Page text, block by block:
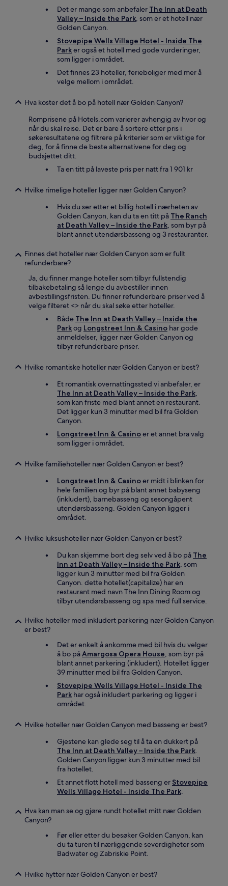
Det er mange som anbefaler The Inn at Death
Valley – Inside the Park, som er et hotell nær
Golden Canyon.
Stovepipe Wells Village Hotel - Inside The
Parker også et hotell med gode vurderinger,
som ligger i området.
Det finnes 23 hoteller, ferieboliger med mer å
velge mellom i området.
Hva koster det å bo på hotell nær Golden Canyon?
Romprisene på Hotels.com varierer avhengig av hvor og
når du skal reise. Det er bare å sortere etter pris i
søkeresultatene og filtrere på kriterier som er viktige for
deg, for å finne de beste alternativene for deg og
budsjettet ditt.
Ta en titt på laveste pris per natt fra 1 901 kr
Hvilke rimelige hoteller ligger nær Golden Canyon?
Hvis du ser etter et billig hotell i nærheten av
Golden Canyon, kan du ta en titt på The Ranch
at Death Valley – Inside the Park, som byr på
blant annet utendørsbasseng og 3 restauranter.
Finnes det hoteller nær Golden Canyon som er fullt
refunderbare?
Ja, du finner mange hoteller som tilbyr fullstendig
tilbakebetaling så lenge du avbestiller innen
avbestillingsfristen. Du finner refunderbare priser ved å
velge filteret <> når du skal søke etter hoteller.
Både The Inn at Death Valley – Inside the
Parkog Longstreet Inn & Casino har gode
anmeldelser, ligger nær Golden Canyon og
tilbyr refunderbare priser.
Hvilke romantiske hoteller nær Golden Canyon er best?
Et romantisk overnattingssted vi anbefaler, er
The Inn at Death Valley – Inside the Park,
som kan friste med blant annet en restaurant.
Det ligger kun 3 minutter med bil fra Golden
Canyon.
Longstreet Inn & Casinoer et annet bra valg
som ligger i området.
Hvilke familiehoteller nær Golden Canyon er best?
Longstreet Inn & Casinoer midt i blinken for
hele familien og byr på blant annet babyseng
(inkludert), barnebasseng og sesongåpent
utendørsbasseng. Golden Canyon ligger i
området.
Hvilke luksushoteller nær Golden Canyon er best?
Du kan skjemme bort deg selv ved å bo på The
Inn at Death Valley – Inside the Park, som
ligger kun 3 minutter med bil fra Golden
Canyon. dette hotellet(capitalize) har en
restaurant med navn The Inn Dining Room og
tilbyr utendørsbasseng og spa med full service.
Hvilke hoteller med inkludert parkering nær Golden Canyon
er best?
Det er enkelt å ankomme med bil hvis du velger
å bo påAmargosa Opera House, som byr på
blant annet parkering (inkludert). Hotellet ligger
39 minutter med bil fra Golden Canyon.
Stovepipe Wells Village Hotel - Inside The
Park har også inkludert parkering og ligger i
området.
Hvilke hoteller nær Golden Canyon med basseng er best?
Gjestene kan glede seg til å ta en dukkert på
The Inn at Death Valley – Inside the Park.
Golden Canyon ligger kun 3 minutter med bil
fra hotellet.
Et annet flott hotell med basseng er Stovepipe
Wells Village Hotel - Inside The Park.
Hva kan man se og gjøre rundt hotellet mitt nær Golden
Canyon?
Før eller etter du besøker Golden Canyon, kan
du ta turen til nærliggende severdigheter som
Badwater og Zabriskie Point.
Hvilke hytter nær Golden Canyon er best?